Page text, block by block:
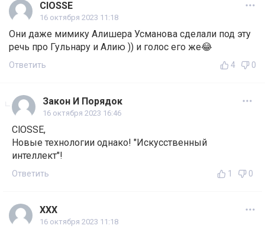
ClOSSE
16 октября 2023 11:18
Они даже мимику Алишера Усманова сделали под эту
речь про Гульнару и Алию )) и голос его же😂
Ответить 4 0
Закон И Порядок
16 октября 2023 16:46
ClOSSE,
Новые технологии однако! "Искусственный
интеллект"!
Ответить 1 0
ХХХ
16 октября 2023 11:18